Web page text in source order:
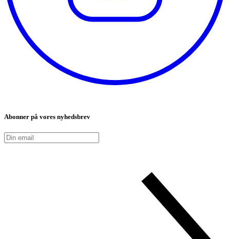
Abonner på vores nyhedsbrev